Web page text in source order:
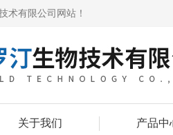
术有限公司网站！
关于我们 产品中